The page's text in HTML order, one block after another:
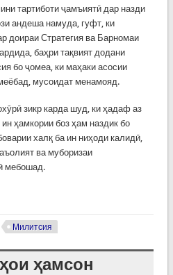
тартиботи ҷамъиятӣ дар назди
андеша намуда, гуфт, ки
доираи Стратегия ва Барномаи
баҳри тақвият додани
бо ҷомеа, ки маҳаки асосии
мусоидат менамояд.
зикр карда шуд, ки ҳадаф аз
ҳамкории боз ҳам наздик бо
халқ ба ин ниҳоди калидӣ,
ва муборизаи
мебошад.
Милитсия
ҳамсон